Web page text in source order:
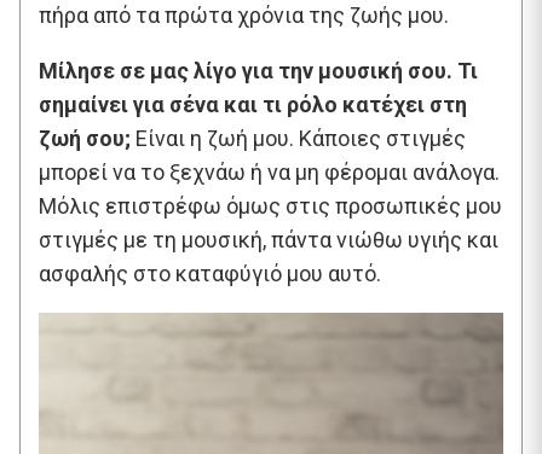
πήρα από τα πρώτα χρόνια της ζωής μου.
Μίλησε σε μας λίγο για την μουσική σου. Τι
σημαίνει για σένα και τι ρόλο κατέχει στη
ζωή σου; Είναι η ζωή μου. Κάποιες στιγμές
μπορεί να το ξεχνάω ή να μη φέρομαι ανάλογα.
Μόλις επιστρέφω όμως στις προσωπικές μου
στιγμές με τη μουσική, πάντα νιώθω υγιής και
ασφαλής στο καταφύγιό μου αυτό.